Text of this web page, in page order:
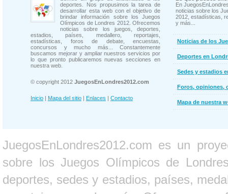
deportes. Nos propusimos la tarea de
desarrollar esta web con el objetivo de
brindar información sobre los Juegos
Olímpicos de Londres 2012. Ofrecemos
noticias sobre los juegos, deportes,
estadios, países, medallero, reportajes,
estadísticas, foros de debate, encuestas,
concursos y mucho más... Constantemente
buscamos mejorar y ampliar nuestros servicios por
lo que pronto publicaremos nuevas secciones en
nuestra web.
© copyright 2012 JuegosEnLondres2012.com
Inicio | Mapa del sitio | Enlaces | Contacto
En
noticias sobre los
2012, estadísticas,
y más...
Noticias de los
Deportes en
Sedes y estadios
Foros, opiniones,
Mapa de nuestra
JuegosEnLondres2012.com es un
sobre los Juegos Olímpicos de
deportes, sedes y estadios, países,